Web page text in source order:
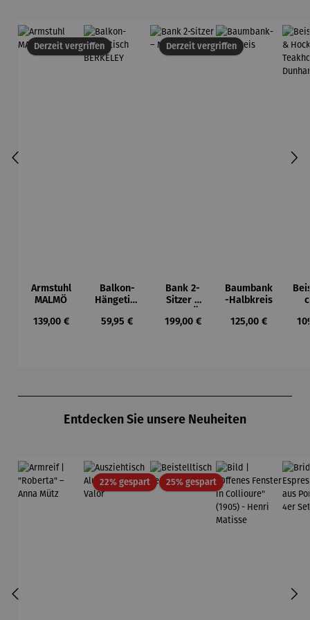
Derzeit vergriffen
Armstuhl
MALMÖ
Regulärer Preis:
139,00 €
Balkon-
Hängetisc
BERKELEY
Regulärer Preis:
59,95 €
Derzeit vergriffen
Bank 2-
Sitzer –
Regulärer Preis:
199,00 €
Baumbank
-Halbkreis
Regulärer Preis:
125,00 €
Entdecken Sie unsere Neuheiten
22% gespartRabatt25% gespartRabatt